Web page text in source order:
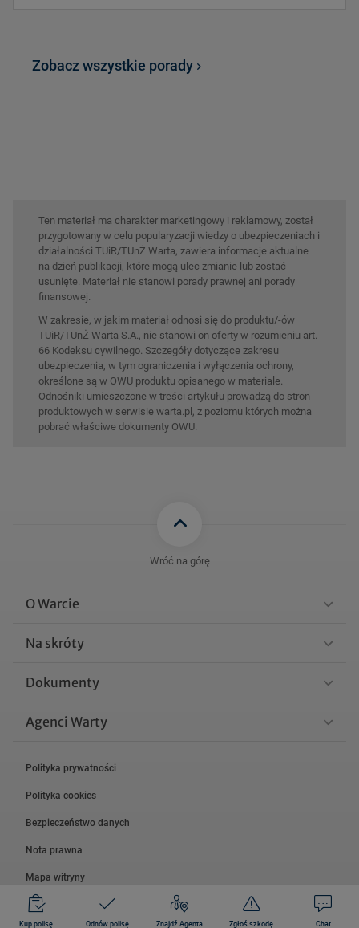
Zobacz wszystkie porady
Ten materiał ma charakter marketingowy i reklamowy, został
przygotowany w celu popularyzacji wiedzy o ubezpieczeniach i
działalności TUiR/TUnŻ Warta, zawiera informacje aktualne
na dzień publikacji, które mogą ulec zmianie lub zostać
usunięte. Materiał nie stanowi porady prawnej ani porady
finansowej.
W zakresie, w jakim materiał odnosi się do produktu/-ów
TUiR/TUnŻ Warta S.A., nie stanowi on oferty w rozumieniu art.
66 Kodeksu cywilnego. Szczegóły dotyczące zakresu
ubezpieczenia, w tym ograniczenia i wyłączenia ochrony,
określone są w OWU produktu opisanego w materiale.
Odnośniki umieszczone w treści artykułu prowadzą do stron
produktowych w serwisie warta.pl, z poziomu których można
pobrać właściwe dokumenty OWU.
Wróć na górę
O Warcie
Na skróty
Dokumenty
Agenci Warty
© 2026 Grupa Warta.
Polityka prywatności
Polityka cookies
Bezpieczeństwo danych
Nota prawna
Mapa witryny
Zgłoś szkodę
Odnów polisę
Kup polisę Znajdź Agenta Chat